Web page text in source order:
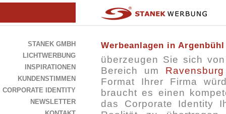
STANEK GMBH
LICHTWERBUNG
INSPIRATIONEN
KUNDENSTIMMEN
CORPORATE IDENTITY
NEWSLETTER
Werbeanlagen in Argenbühl
überzeugen Sie sich
Bereich um Ravensburg
Format Ihrer Firma
braucht es einen
das Corporate Identity